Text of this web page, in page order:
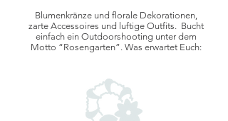
Blumenkränze und florale Dekorationen,
zarte Accessoires und luftige Outfits. Bucht
einfach ein Outdoorshooting unter dem
Motto “Rosengarten”. Was erwartet Euch: